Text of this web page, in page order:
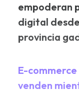
empoderan
digital
provincia
E-
venden